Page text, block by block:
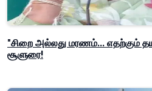
"சிறை அல்லது மரணம்... எதற்கும்
சூளுரை!